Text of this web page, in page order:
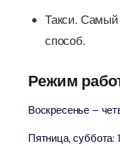
Такси.
способ.
Режим
Воскресенье –
Пятница,